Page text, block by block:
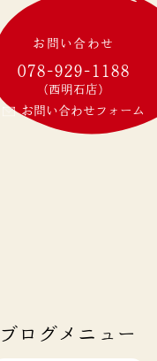
お問い合わせ
078-929-1188
(西明石店)
お問い合わせフォーム
ブログメニュー